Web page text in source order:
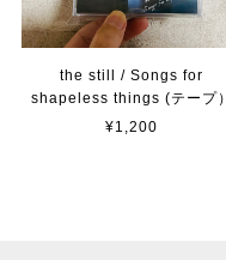
the still / Songs for
shapeless things (テープ）
¥1,200